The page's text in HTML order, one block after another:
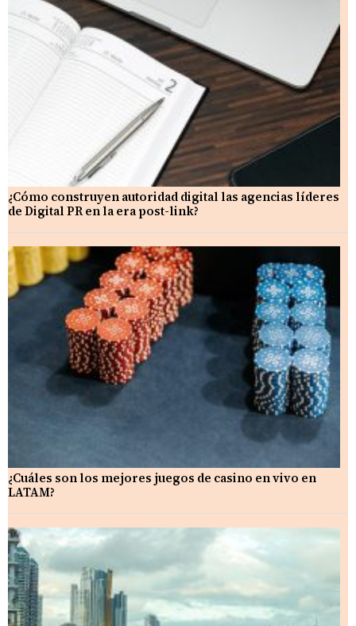
¿Cómo construyen autoridad digital las agencias líderes
de Digital PR en la era post-link?
¿Cuáles son los mejores juegos de casino en vivo en
LATAM?